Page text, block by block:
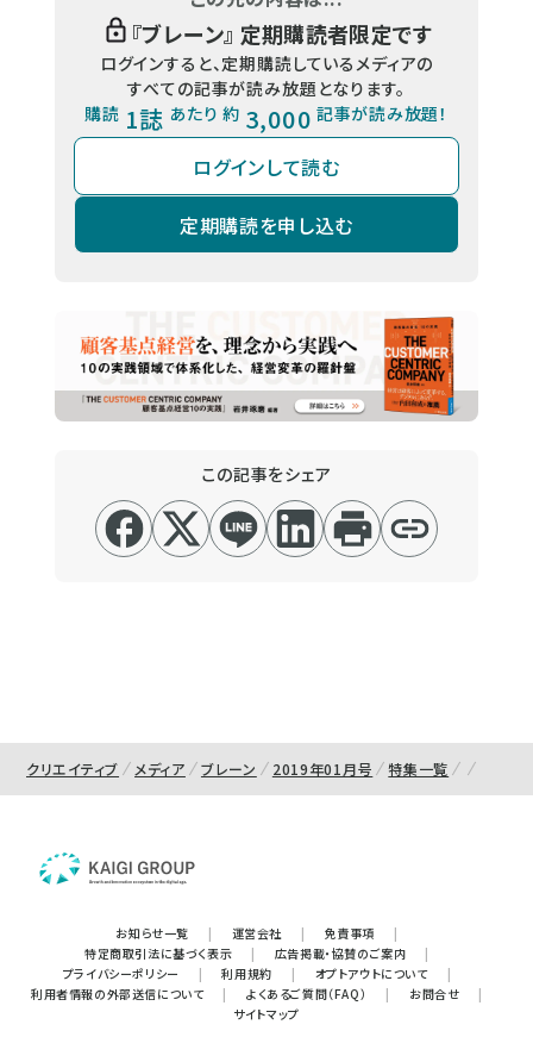
『ブレーン』 定期購読者限定です
ログインすると、定期購読しているメディアの
すべての記事が読み放題となります。
購読 1誌 あたり 約 3,000 記事が読み放題！
ログインして読む
定期購読を申し込む
この記事をシェア
クリエイティブ メディア ブレーン 2019年01月号 特集一覧
お知らせ一覧 | 運営会社 | 免責事項
|
特定商取引法に基づく表示
| 広告掲載・協賛のご案内
|
プライバシーポリシー
| 利用規約 | オプトアウトについて
|
利用者情報の外部送信について
| よくあるご質問（FAQ） | お問合せ
|
サイトマップ